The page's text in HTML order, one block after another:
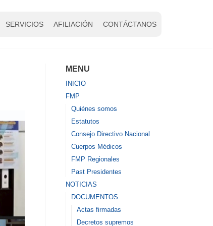
SERVICIOS AFILIACIÓN CONTÁCTANOS
MENU
INICIO
FMP
Quiénes somos
Estatutos
Consejo Directivo Nacional
Cuerpos Médicos
FMP Regionales
Past Presidentes
NOTICIAS
DOCUMENTOS
Actas firmadas
Decretos supremos